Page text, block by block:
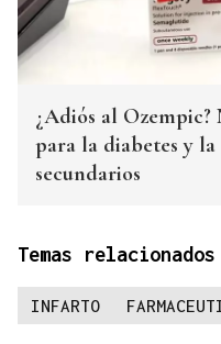
¿Adiós al
para la diabetes y la
secundarios
Temas relacionados
INFARTO